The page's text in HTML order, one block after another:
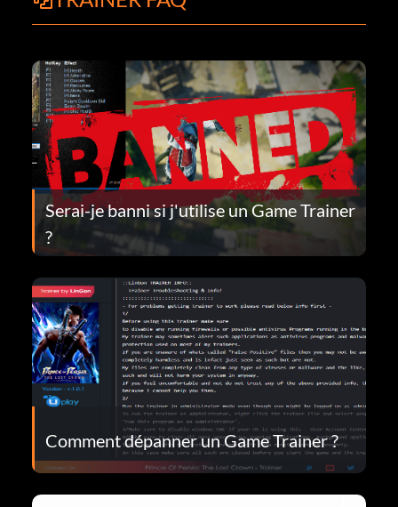
Serai-je banni si j'utilise un Game Trainer
?
Comment dépanner un Game Trainer ?